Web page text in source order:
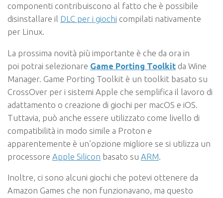
componenti contribuiscono al fatto che è possibile
disinstallare il DLC per i giochi compilati nativamente
per Linux.
La prossima novità più importante è che da ora in
poi potrai selezionare Game Porting Toolkit da Wine
Manager. Game Porting Toolkit è un toolkit basato su
CrossOver per i sistemi Apple che semplifica il lavoro di
adattamento o creazione di giochi per macOS e iOS.
Tuttavia, può anche essere utilizzato come livello di
compatibilità in modo simile a Proton e
apparentemente è un’opzione migliore se si utilizza un
processore Apple Silicon basato su ARM
Inoltre, ci sono alcuni giochi che potevi ottenere da
Amazon Games che non funzionavano, ma questo